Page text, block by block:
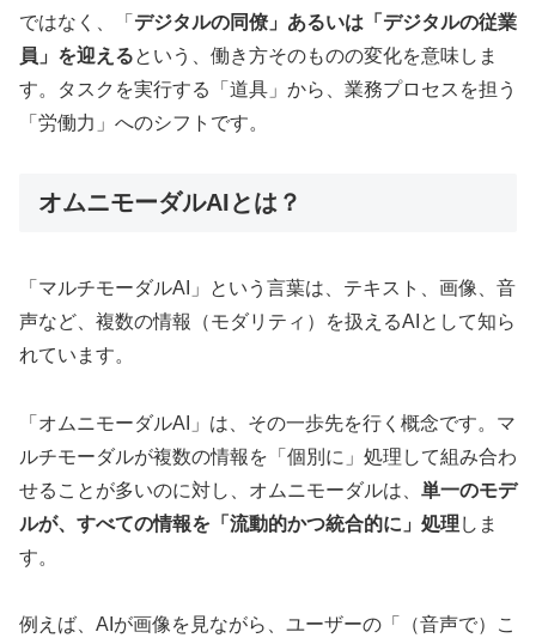
ではなく、「 デジタルの同僚」あるいは「デジタルの従業
員」を迎えるという、働き方そのものの変化を意味しま
す。タスクを実行する「道具」から、業務プロセスを担う
「労働力」へのシフトです。
オムニモーダルAIとは？
「マルチモーダルAI」という言葉は、テキスト、画像、音
声など、複数の情報（モダリティ）を扱えるAIとして知ら
れています。
「オムニモーダルAI」は、その一歩先を行く概念です。マ
ルチモーダルが複数の情報を「個別に」処理して組み合わ
せることが多いのに対し、オムニモーダルは、 単一のモデ
ルが、すべての情報を「流動的かつ統合的に」処理 しま
す。
例えば、AIが画像を見ながら、ユーザーの「（音声で）こ